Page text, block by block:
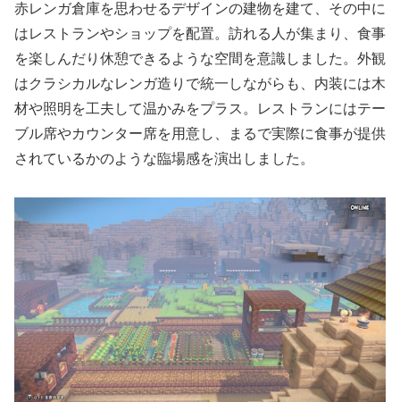
赤レンガ倉庫を思わせるデザインの建物を建て、その中に
はレストランやショップを配置。訪れる人が集まり、食事
を楽しんだり休憩できるような空間を意識しました。外観
はクラシカルなレンガ造りで統一しながらも、内装には木
材や照明を工夫して温かみをプラス。レストランにはテー
ブル席やカウンター席を用意し、まるで実際に食事が提供
されているかのような臨場感を演出しました。